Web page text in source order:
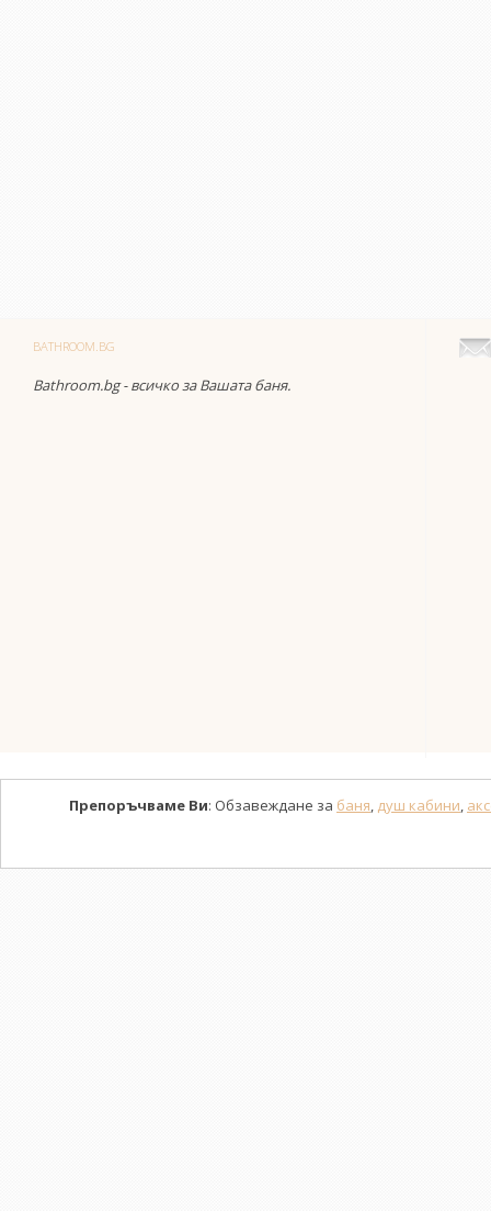
BATHROOM.BG
Bathroom.bg - всичко за Вашата баня.
Препоръчваме Ви: Обзавеждане за баня, душ кабини,